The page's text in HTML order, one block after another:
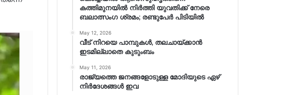
കത്തിമുനയിൽ നിർത്തി യുവതിക്ക് നേരെ
ബലാത്സംഗ​ ശ്രമം; രണ്ടുപേർ പിടിയിൽ
May 12, 2026
വീട് നിറയെ പാമ്പുകൾ, തലചായ്ക്കാൻ
ഇടമില്ലാതെ കുടുംബം
May 11, 2026
രാജ്യത്തെ ജനങ്ങളോടുള്ള മോദിയുടെ ഏഴ്
നിര്‍ദേശങ്ങള്‍ ഇവ